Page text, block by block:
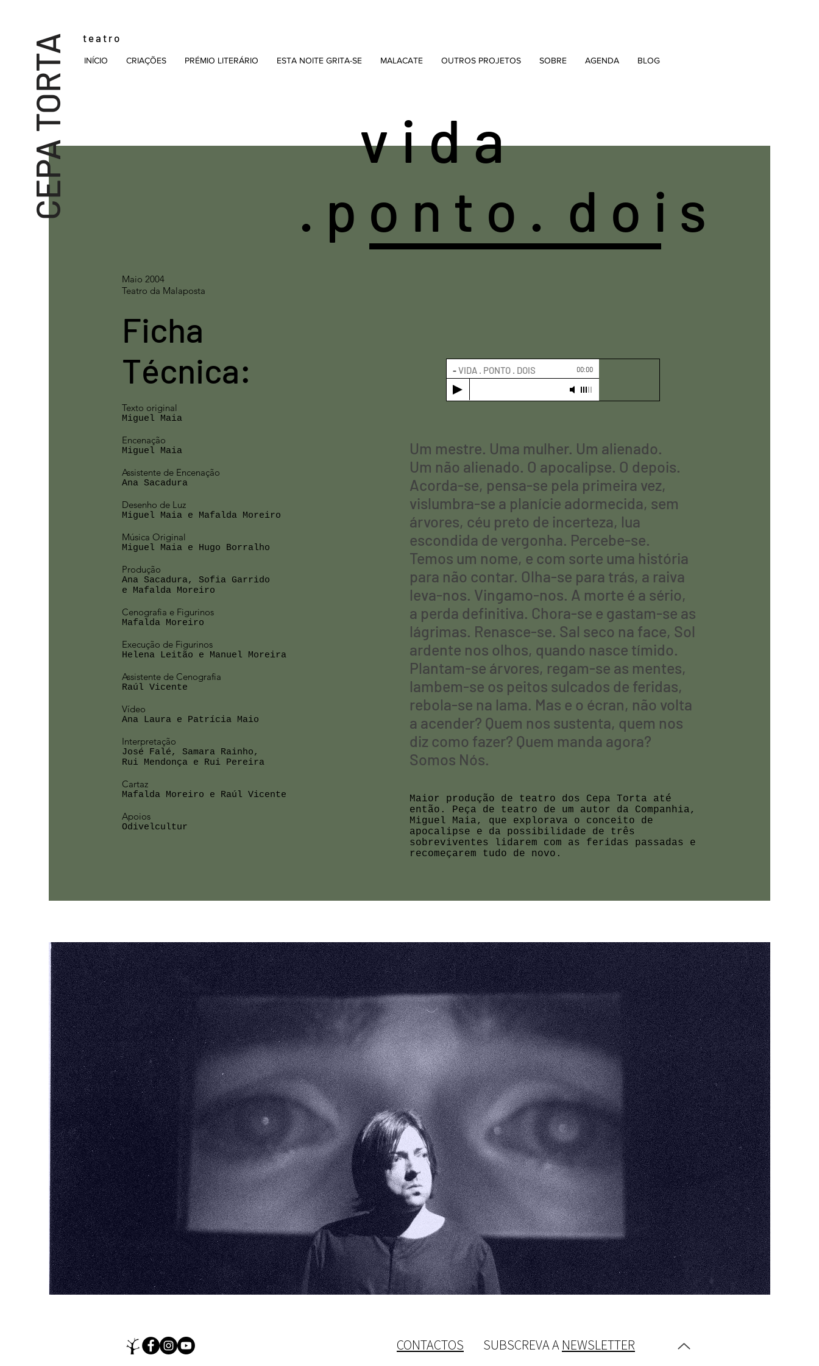
CEPA TORTA t e a t r o
INÍCIO CRIAÇÕES PRÉMIO LITERÁRIO ESTA NOITE GRITA-SE MALACATE OUTROS PROJETOS SOBRE AGENDA BLOG
v i d a
. p o n t o . d o i s
Maio 2004
Teatro da Malaposta
Ficha
Técnica:
Texto original
Miguel Maia
Encenação
Miguel Maia
Assistente de Encenação
Ana Sacadura
Desenho de Luz
Miguel Maia e Mafalda Moreiro
Música Original
Miguel Maia e Hugo Borralho
Produção
Ana Sacadura, Sofia Garrido
e Mafalda Moreiro
Cenografia e Figurinos
Mafalda Moreiro
Execução de Figurinos
Helena Leitão e Manuel Moreira
Assistente de Cenografia
Raúl Vicente
Vídeo
Ana Laura e Patrícia Maio
Interpretação
José Falé, Samara Rainho,
Rui Mendonça e Rui Pereira
Cartaz
Mafalda Moreiro e Raúl Vicente
Apoios
Odivelcultur
-VIDA . PONTO . DOIS 00:00
Um mestre. Uma mulher. Um alienado.
Um não alienado. O apocalipse. O depois.
Acorda-se, pensa-se pela primeira vez,
vislumbra-se a planície adormecida, sem
árvores, céu preto de incerteza, lua
escondida de vergonha. Percebe-se.
Temos um nome, e com sorte uma história
para não contar. Olha-se para trás, a raiva
leva-nos. Vingamo-nos. A morte é a sério,
a perda definitiva. Chora-se e gastam-se as
lágrimas. Renasce-se. Sal seco na face, Sol
ardente nos olhos, quando nasce tímido.
Plantam-se árvores, regam-se as mentes,
lambem-se os peitos sulcados de feridas,
rebola-se na lama. Mas e o écran, não volta
a acender? Quem nos sustenta, quem nos
diz como fazer? Quem manda agora?
Somos Nós.
Maior produção de teatro dos Cepa Torta até
então. Peça de teatro de um autor da Companhia,
Miguel Maia, que explorava o conceito de
apocalipse e da possibilidade de três
sobreviventes lidarem com as feridas passadas e
recomeçarem tudo de novo.
CONTACTOS SUBSCREVA ANEWSLETTER